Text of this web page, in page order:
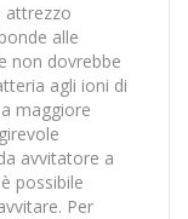
attrezzo
alle
non dovrebbe
agli ioni di
maggiore
avvitatore a
possibile
Per